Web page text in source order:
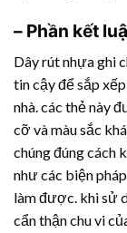
– Phần kết
Dây rút nhựaghi
tin cậy để sắp
nhà. các thẻ này
cỡ và màu sắc
chúng đúng cách
như các biện
làm được. khi sử
cẩn thận chu vi